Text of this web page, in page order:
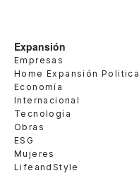
Expansión
Empresas
Home Expansión Politica
Economía
Internacional
Tecnología
Obras
ESG
Mujeres
LifeandStyle